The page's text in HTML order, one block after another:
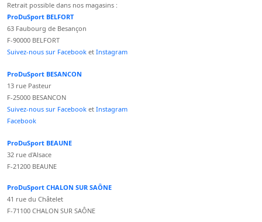
Retrait possible dans nos magasins :
ProDuSport BELFORT
63 Faubourg de Besançon
F-90000 BELFORT
Suivez-nous sur Facebook et Instagram
ProDuSport BESANCON
13 rue Pasteur
F-25000 BESANCON
Suivez-nous sur Facebook et Instagram
Facebook
ProDuSport BEAUNE
32 rue d'Alsace
F-21200 BEAUNE
ProDuSport CHALON SUR SAÔNE
41 rue du Châtelet
F-71100 CHALON SUR SAÔNE